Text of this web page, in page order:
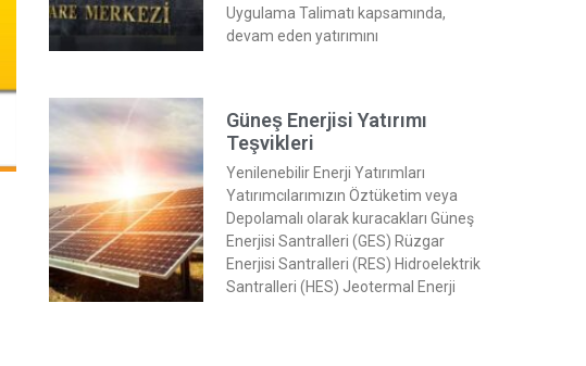
Uygulama Talimatı kapsamında,
devam eden yatırımını
Güneş Enerjisi Yatırımı
Teşvikleri
Yenilenebilir Enerji Yatırımları
Yatırımcılarımızın Öztüketim veya
Depolamalı olarak kuracakları Güneş
Enerjisi Santralleri (GES) Rüzgar
Enerjisi Santralleri (RES) Hidroelektrik
Santralleri (HES) Jeotermal Enerji